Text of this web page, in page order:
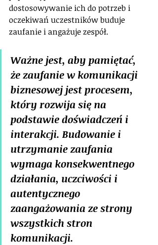
dostosowywanie ich do potrzeb i
oczekiwań uczestników buduje
zaufanie i angażuje zespół.
Ważne jest, aby pamiętać,
że zaufanie w komunikacji
biznesowej jest procesem,
który rozwija się na
podstawie doświadczeń i
interakcji. Budowanie i
utrzymanie zaufania
wymaga konsekwentnego
działania, uczciwości i
autentycznego
zaangażowania ze strony
wszystkich stron
komunikacji.